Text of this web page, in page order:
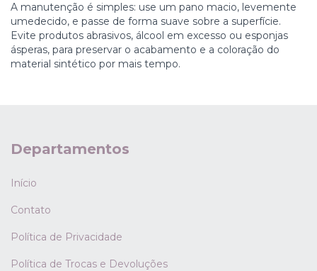
A manutenção é simples: use um pano macio, levemente
umedecido, e passe de forma suave sobre a superfície.
Evite produtos abrasivos, álcool em excesso ou esponjas
ásperas, para preservar o acabamento e a coloração do
material sintético por mais tempo.
Departamentos
Início
Contato
Política de Privacidade
Política de Trocas e Devoluções